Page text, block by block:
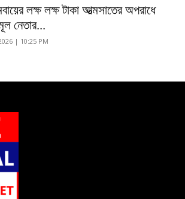
লক্ষ লক্ষ টাকা আত্মসাতের অপরাধে
নেতার...
| 10:25 PM